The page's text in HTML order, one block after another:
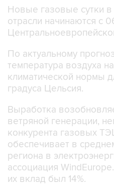
Новые газовые сутки
отрасли начинаются c
По актуальному
температура воздуха
климатической нормы
градуса Цельсия.
Выработка
ветряной генерации,
конкурента газовых
обеспечивает в
региона в
ассоциация
их вклад был 14%.